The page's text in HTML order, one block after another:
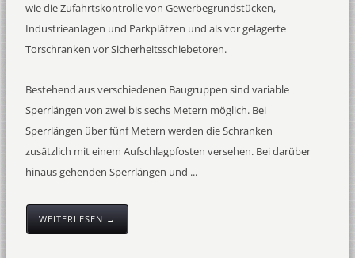
wie die Zufahrtskontrolle von Gewerbegrundstücken,
Industrieanlagen und Parkplätzen und als vor gelagerte
Torschranken vor Sicherheitsschiebetoren.
Bestehend aus verschiedenen Baugruppen sind variable
Sperrlängen von zwei bis sechs Metern möglich. Bei
Sperrlängen über fünf Metern werden die Schranken
zusätzlich mit einem Aufschlagpfosten versehen. Bei darüber
hinaus gehenden Sperrlängen und ...
WEITERLESEN →